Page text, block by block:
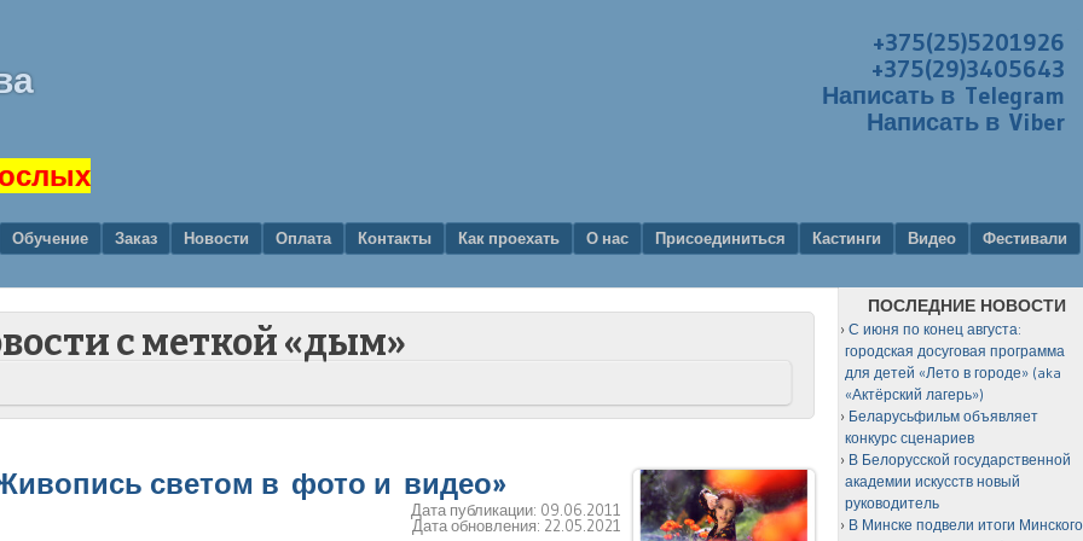
+375(25)5201926
+375(29)3405643
Написать в Telegram
Написать в Viber
Обучение Заказ Новости Оплата Контакты Как проехать О нас Присоединиться Кастинги Видео
Фестивали
с меткой «дым»
светом в фото и видео»
Дата публикации: 09.06.2011
Дата обновления: 22.05.2021
ПОСЛЕДНИЕ НОВОСТИ
С июня по конец августа:
городская досуговая программа
для детей «Лето в городе» (aka
«Актёрский лагерь»)
Беларусьфильм объявляет
конкурс сценариев
В Белорусской государственной
академии искусств новый
руководитель
В Минске подвели итоги Минского